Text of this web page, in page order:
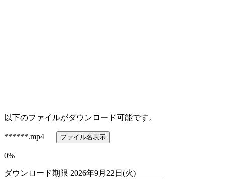
以下のファイルがダウンロード可能です。
******.mp4 ファイル名表示
0%
ダウンロード期限 2026年9月22日(火)